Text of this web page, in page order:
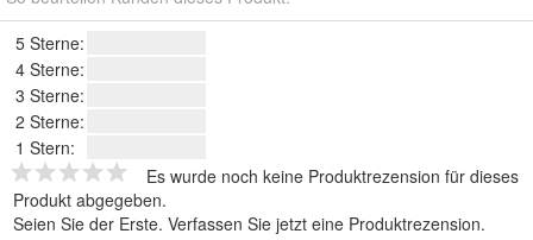
5 Sterne:
4 Sterne:
3 Sterne:
2 Sterne:
1 Stern:
Es wurde noch keine Produktrezension für dieses
Produkt abgegeben.
Seien Sie der Erste. Verfassen Sie jetzt eine Produktrezension.